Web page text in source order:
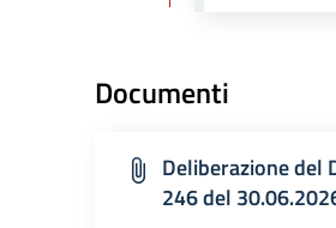
Documenti
Deliberazione del
246 del